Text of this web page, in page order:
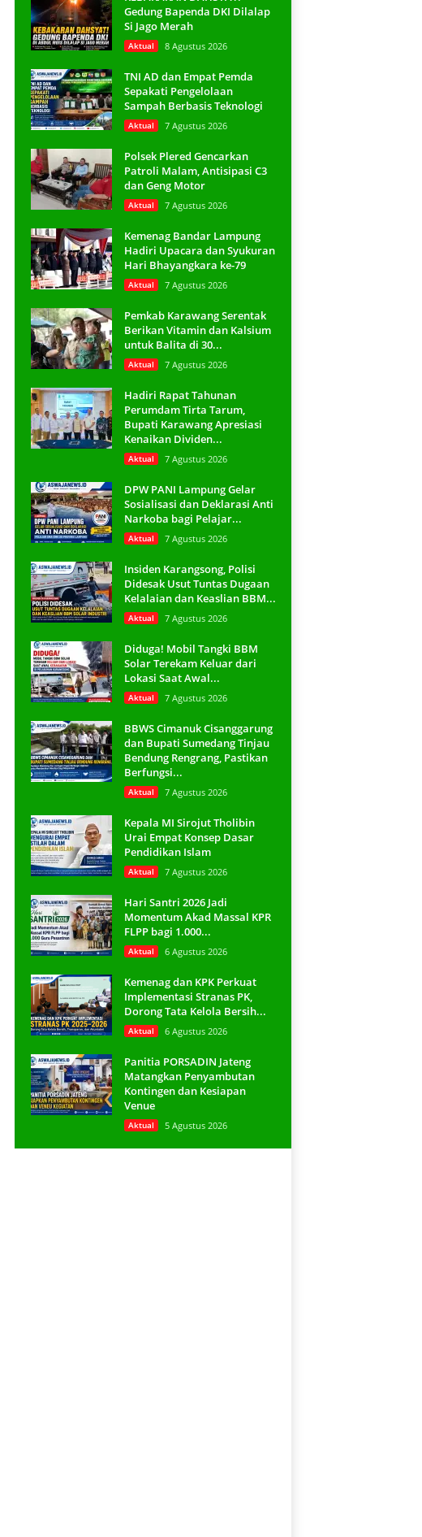
Gedung Bapenda DKI Dilalap
Si Jago Merah
Aktual 8 Agustus 2026
TNI AD dan Empat Pemda
Sepakati Pengelolaan
Sampah Berbasis Teknologi
Aktual 7 Agustus 2026
Polsek Plered Gencarkan
Patroli Malam, Antisipasi C3
dan Geng Motor
Aktual 7 Agustus 2026
Kemenag Bandar Lampung
Hadiri Upacara dan Syukuran
Hari Bhayangkara ke-79
Aktual 7 Agustus 2026
Pemkab Karawang Serentak
Berikan Vitamin dan Kalsium
untuk Balita di 30...
Aktual 7 Agustus 2026
Hadiri Rapat Tahunan
Perumdam Tirta Tarum,
Bupati Karawang Apresiasi
Kenaikan Dividen...
Aktual 7 Agustus 2026
DPW PANI Lampung Gelar
Sosialisasi dan Deklarasi Anti
Narkoba bagi Pelajar...
Aktual 7 Agustus 2026
Insiden Karangsong, Polisi
Didesak Usut Tuntas Dugaan
Kelalaian dan Keaslian BBM...
Aktual 7 Agustus 2026
Diduga! Mobil Tangki BBM
Solar Terekam Keluar dari
Lokasi Saat Awal...
Aktual 7 Agustus 2026
BBWS Cimanuk Cisanggarung
dan Bupati Sumedang Tinjau
Bendung Rengrang, Pastikan
Berfungsi...
Aktual 7 Agustus 2026
Kepala MI Sirojut Tholibin
Urai Empat Konsep Dasar
Pendidikan Islam
Aktual 7 Agustus 2026
Hari Santri 2026 Jadi
Momentum Akad Massal KPR
FLPP bagi 1.000...
Aktual 6 Agustus 2026
Kemenag dan KPK Perkuat
Implementasi Stranas PK,
Dorong Tata Kelola Bersih...
Aktual 6 Agustus 2026
Panitia PORSADIN Jateng
Matangkan Penyambutan
Kontingen dan Kesiapan
Venue
Aktual 5 Agustus 2026